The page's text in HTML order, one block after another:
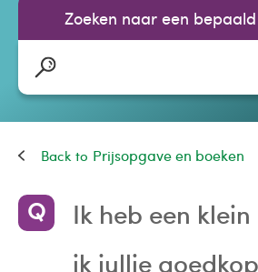
Zoeken naar een
Prijsopgave en boeken
Ik heb een
ik jullie